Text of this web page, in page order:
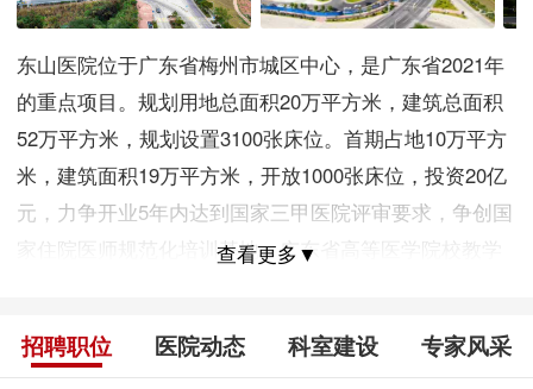
东山医院位于广东省梅州市城区中心，是广东省2021年
的重点项目。规划用地总面积20万平方米，建筑总面积
52万平方米，规划设置3100张床位。首期占地10万平方
米，建筑面积19万平方米，开放1000张床位，投资20亿
元，力争开业5年内达到国家三甲医院评审要求，争创国
家住院医师规范化培训基地、广东省高等医学院校教学
鼓推进中，医院的组织架构已建立，学科带头人和医护
查看更多▼
招聘职位 医院动态 科室建设 专家风采